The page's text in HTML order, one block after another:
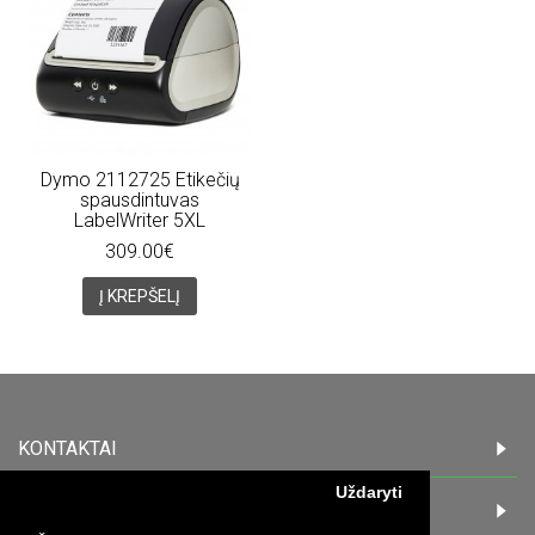
Uždaryti
Dymo 2112725 Etikečių
spausdintuvas
LabelWriter 5XL
309.00€
Į KREPŠELĮ
KONTAKTAI